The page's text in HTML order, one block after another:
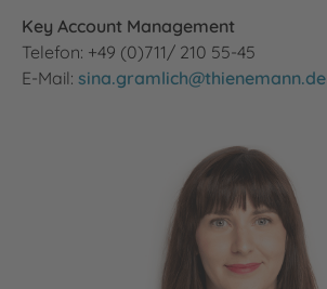
Key Account Management
Telefon: +49 (0)711/ 210 55-45
E-Mail: sina.gramlich@thienemann.de